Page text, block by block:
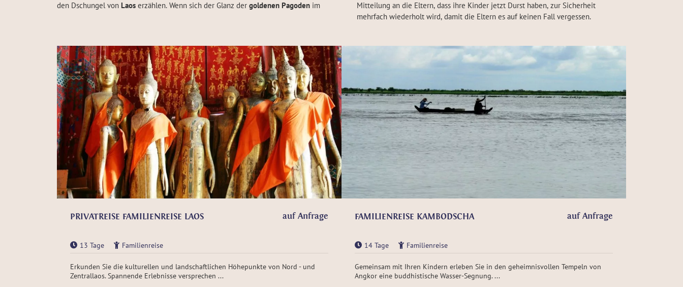
den Dschungel von Laos erzählen. Wenn sich der Glanz der goldenen Pagoden im
Mitteilung an die Eltern, dass ihre Kinder jetzt Durst haben, zur Sicherheit
mehrfach wiederholt wird, damit die Eltern es auf keinen Fall vergessen.
PRIVATREISE FAMILIENREISE LAOS auf Anfrage
13 Tage Familienreise
Erkunden Sie die kulturellen und landschaftlichen Höhepunkte von Nord - und
Zentrallaos. Spannende Erlebnisse versprechen ...
FAMILIENREISE KAMBODSCHA auf Anfrage
14 Tage Familienreise
Gemeinsam mit Ihren Kindern erleben Sie in den geheimnisvollen Tempeln von
Angkor eine buddhistische Wasser-Segnung. ...